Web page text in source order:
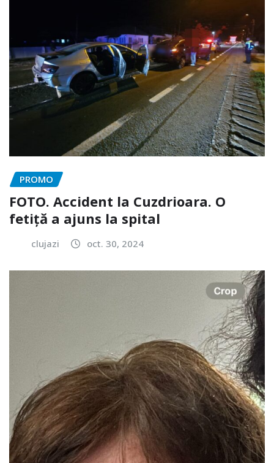
PROMO
FOTO. Accident la Cuzdrioara. O
fetiță a ajuns la spital
clujazi oct. 30, 2024